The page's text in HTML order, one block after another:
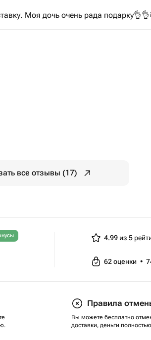
Моя дочь очень рада
все отзывы (17)
4.99 из 5
62оценки •
Правила
Вы можете бесплатно
доставки, деньги